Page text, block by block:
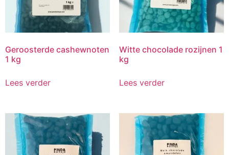
Geroosterde cashewnoten
1 kg
Lees verder
Witte chocolade rozijnen 1
kg
Lees verder